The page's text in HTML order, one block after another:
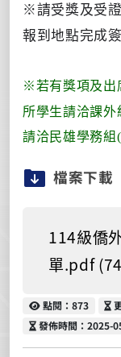
※請受獎及受
報到地點完成簽
※若有獎項及出
所學生請洽課外
請洽民雄學務組
檔案下載
114級僑
單.pdf
點閱
點閱：873
發佈時間
發佈時間：2025-